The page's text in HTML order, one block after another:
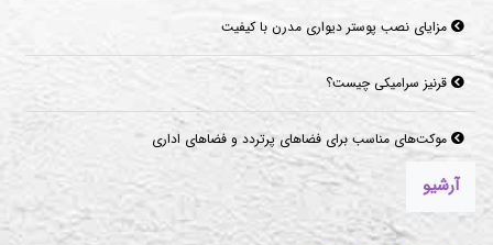
مزایای نصب پوستر دیواری مدرن با کیفیت
قرنیز سرامیکی چیست؟
موکت‌های مناسب برای فضاهای پرتردد و فضاهای اداری
آرشیو